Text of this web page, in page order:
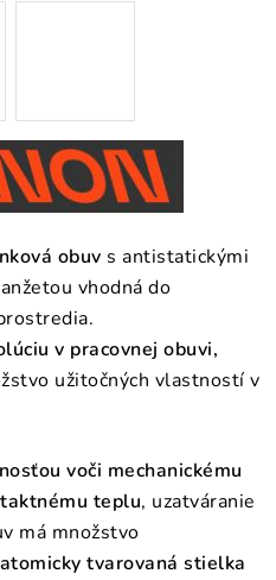
PRE ZÁKAZNÍKOV
obuv s antistatickými
vhodná do
v pracovnej obuvi,
užitočných vlastností v
voči mechanickému
teplu, uzatváranie
má množstvo
tvarovaná stielka